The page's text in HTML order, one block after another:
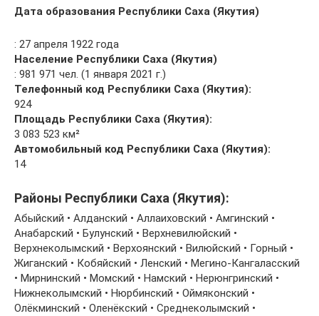
Дата образования Республики Саха (Якутия)
: 27 апреля 1922 года
Население Республики Саха (Якутия)
: 981 971 чел. (1 января 2021 г.)
Телефонный код Республики Саха (Якутия):
924
Площадь Республики Саха (Якутия):
3 083 523 км²
Автомобильный код Республики Саха (Якутия):
14
Районы Республики Саха (Якутия):
Абыйский • Алданский • Аллаиховский • Амгинский •
Анабарский • Булунский • Верхневилюйский •
Верхнеколымский • Верхоянский • Вилюйский • Горный •
Жиганский • Кобяйский • Ленский • Мегино-Кангаласский
• Мирнинский • Момский • Намский • Нерюнгринский •
Нижнеколымский • Нюрбинский • Оймяконский •
Олёкминский • Оленёкский • Среднеколымский •